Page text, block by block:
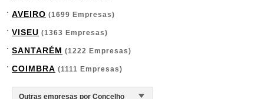
AVEIRO (1699 Empresas)
VISEU (1363 Empresas)
SANTARÉM (1222 Empresas)
COIMBRA (1111 Empresas)